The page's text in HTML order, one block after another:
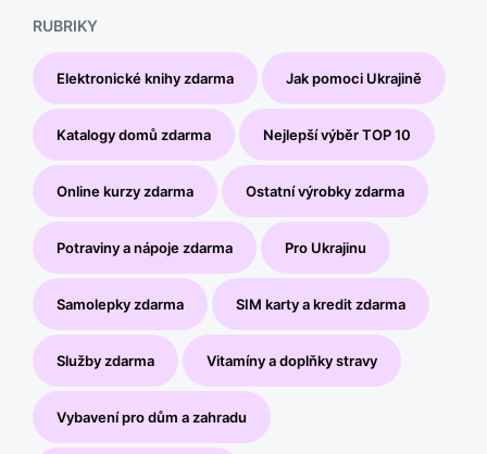
RUBRIKY
Elektronické knihy zdarma Jak pomoci Ukrajině
Katalogy domů zdarma Nejlepší výběr TOP 10
Online kurzy zdarma Ostatní výrobky zdarma
Potraviny a nápoje zdarma Pro Ukrajinu
Samolepky zdarma SIM karty a kredit zdarma
Služby zdarma Vitamíny a doplňky stravy
Vybavení pro dům a zahradu